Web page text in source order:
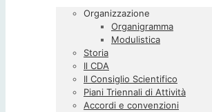
Organizzazione
Organigramma
Modulistica
Storia
Il CDA
Il Consiglio Scientifico
Piani Triennali di Attività
Accordi e convenzioni